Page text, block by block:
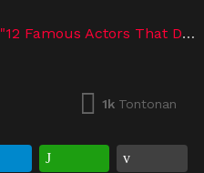
"12 Famous Actors That Don’t Understand What’s Going On (Open list)"
1k Tontonan